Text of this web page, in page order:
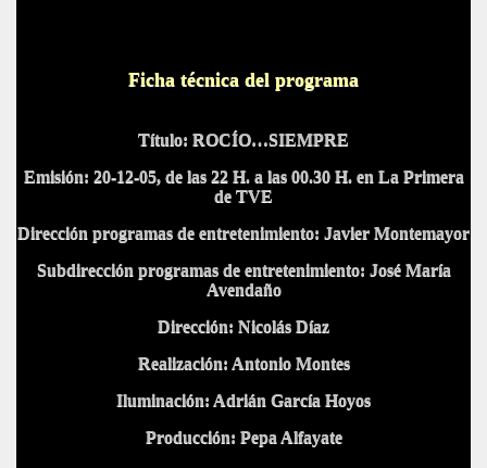
Ficha técnica del programa
Título: ROCÍO…SIEMPRE
Emisión: 20-12-05, de las 22 H. a las 00.30 H. en La Primera
de TVE
Dirección programas de entretenimiento: Javier Montemayor
Subdirección programas de entretenimiento: José María
Avendaño
Dirección: Nicolás Díaz
Realización: Antonio Montes
Iluminación: Adrián García Hoyos
Producción: Pepa Alfayate